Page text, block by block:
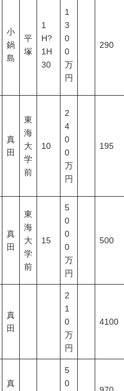
小
鍋
島
平
塚
1
H?
1H
30
1
3
0
0
万
円
290
真
田
東
海
大
学
前
10
2
4
0
0
万
円
195
真
田
東
海
大
学
前
15
5
0
0
0
万
円
500
真
田
2
1
0
万
円
4100
真
5
0